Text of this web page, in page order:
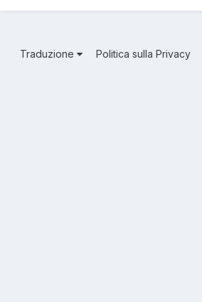
Traduzione Politica sulla Privacy